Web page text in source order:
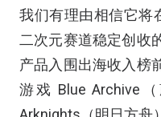
我们有理由相信它将
二次元赛道稳定创收
产品入围出海收入榜
游戏 Blue Archive